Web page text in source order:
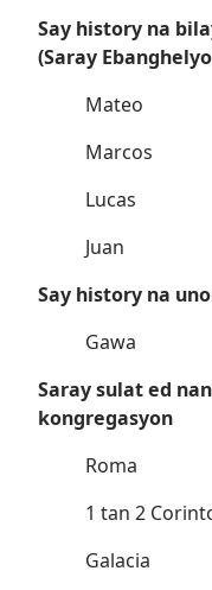
Say history na
(Saray
Mateo
Marcos
Lucas
Juan
Say history na
Gawa
Saray sulat ed
kongregasyon
Roma
1 tan 2
Galacia